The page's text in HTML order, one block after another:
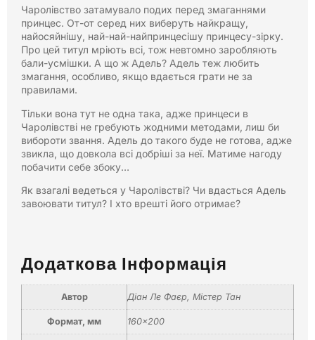
Чаролівство затамувало подих перед змаганнями
принцес. От-от серед них виберуть найкращу,
найосяйнішу, най-най-найпринцесішу принцесу-зірку.
Про цей титул мріють всі, тож невтомно заробляють
бали-усмішки. А що ж Адель? Адель теж любить
змагання, особливо, якщо вдається грати не за
правилами.
Тільки вона тут не одна така, адже принцеси в
Чаролівстві не гребують жодними методами, лиш би
вибороти звання. Адель до такого буде не готова, адже
звикла, що довкола всі добріші за неї. Матиме нагоду
побачити себе збоку…
Як взагалі ведеться у Чаролівстві? Чи вдасться Адель
завоювати титул? І хто врешті його отримає?
Додаткова Інформація
Автор Діан Ле Фаєр, Містер Тан
Формат, мм 160×200